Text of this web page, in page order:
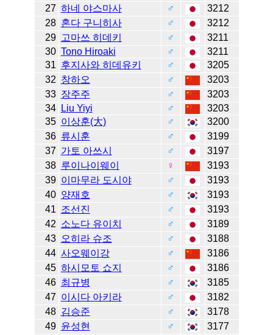
27 하네 야스마사 ♂
3212
28 혼다 구니히사 ♂
3212
29 고마쓰 히데키 ♂
3211
30 Tono Hiroaki ♂
3211
31 후지사와 히데유키 ♂
3205
32 창하오 ♂
3203
33 장주주 ♂
3203
34
Liu Yiyi ♂
3203
35 이상훈(大) ♂
3200
36 류시훈 ♂
3199
37 가토 아쓰시 ♂
3197
38 루이나이웨이 ♀
3193
39 이마무라 도시야 ♂
3193
40 양재호 ♂
3193
41 조선진 ♂
3193
42 소노다 유이치 ♂
3189
43 오히라 슈조 ♂
3188
44 사오웨이강 ♂
3186
45 하시모토 쇼지 ♂
3186
46 최규병 ♂
3185
47 이시다 아키라 ♂
3182
48 김승준 ♂
3178
49 윤성현 ♂
3177